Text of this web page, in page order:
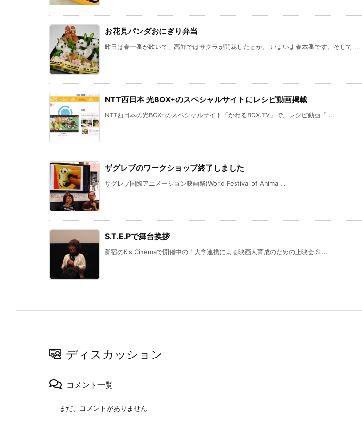
お花見パンダおにぎり弁当
昨日は春一番が吹いて、高知ではサクラが開花したとか。 いよいよ春本番です。そして ...
NTT西日本 光BOX+のスペシャルサイトにレシピ動画掲載
NTT西日本の光BOX+のスペシャルサイト「かわるBOX.TV」で、レシピ動画「 ...
ザグレブのワークショップ終了しました
ザグレブ国際アニメーション映画祭(World Festival of Anima ...
S.T.E.Pで舞台挨拶
新宿のK's Cinemaで開催中の「大学連携による映画人育成のための上映会 S ...
ディスカッション
コメント一覧
まだ、コメントがありません